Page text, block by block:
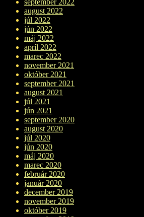
september 2022
august 2022
júl 2022
jún 2022
máj 2022
apríl 2022
marec 2022
november 2021
október 2021
september 2021
august 2021
júl 2021
jún 2021
september 2020
august 2020
júl 2020
jún 2020
máj 2020
marec 2020
február 2020
január 2020
december 2019
november 2019
október 2019